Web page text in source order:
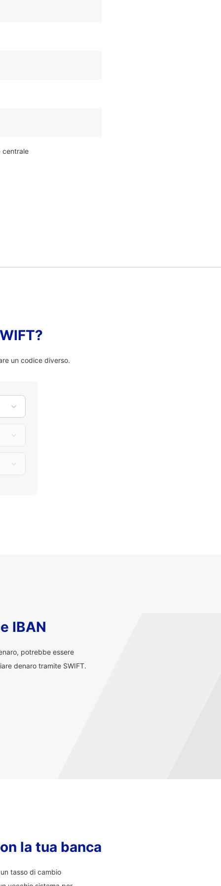
centrale
un codice diverso.
IBAN
potrebbe essere
denaro tramite SWIFT.
la tua banca
tasso di cambio